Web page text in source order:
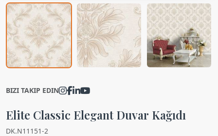
BIZI TAKIP EDIN
Elite Classic Elegant Duvar Kağıdı
DK.N11151-2